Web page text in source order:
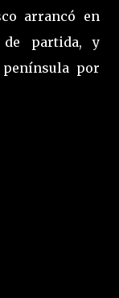
arrancó en
partida, y
por